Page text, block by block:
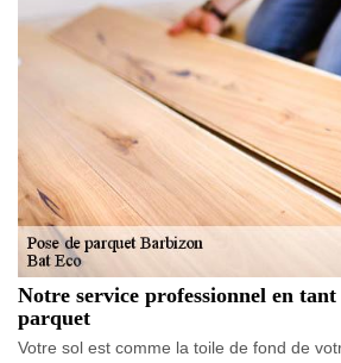
Notre service professionnel en tant
parquet
Votre sol est comme la toile de fond de